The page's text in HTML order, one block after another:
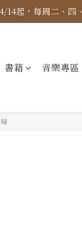
【價格
14起，每周二、
書籍
音樂專區